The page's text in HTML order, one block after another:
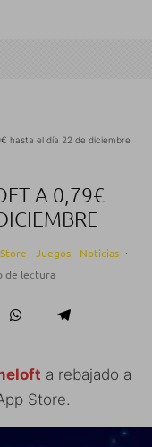
hasta el día 22 de diciembre
A 0,79€
Juegos Noticias ·
de lectura
a rebajado a
Store.